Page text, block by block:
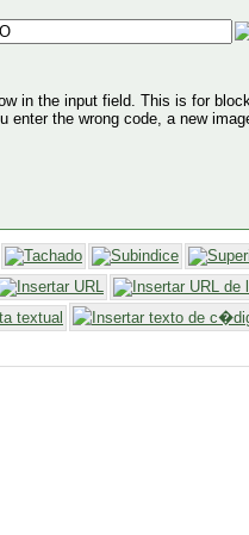
in the input field. This is for
the wrong code, a new